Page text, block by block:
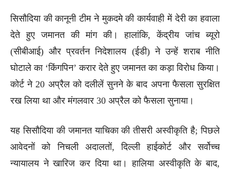
सिसौदिया की कानूनी टीम ने मुकदमे की कार्यवाही में देरी का हवाला
देते हुए जमानत की मांग की। हालांकि, केंद्रीय जांच ब्यूरो
(सीबीआई) और प्रवर्तन निदेशालय (ईडी) ने उन्हें शराब नीति
घोटाले का ‘किंगपिन’ करार देते हुए जमानत का कड़ा विरोध किया।
कोर्ट ने 20 अप्रैल को दलीलें सुनने के बाद अपना फैसला सुरक्षित
रख लिया था और मंगलवार 30 अप्रैल को फैसला सुनाया।
यह सिसौदिया की जमानत याचिका की तीसरी अस्वीकृति है; पिछले
आवेदनों को निचली अदालतों, दिल्ली हाईकोर्ट और सर्वोच्च
न्यायालय ने खारिज कर दिया था। हालिया अस्वीकृति के बाद,